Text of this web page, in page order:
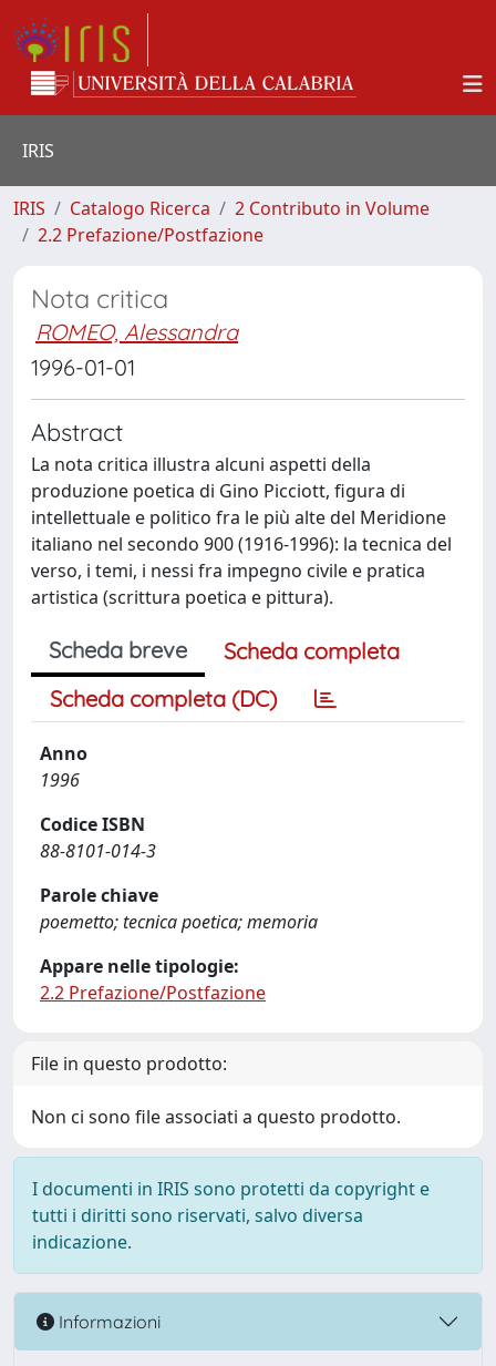
IRIS
IRIS Catalogo Ricerca
2 Contributo in Volume
2.2 Prefazione/Postfazione
Nota critica
ROMEO, Alessandra
1996-01-01
Abstract
La nota critica illustra alcuni aspetti della
produzione poetica di Gino Picciott, figura di
intellettuale e politico fra le più alte del Meridione
italiano nel secondo 900 (1916-1996): la tecnica del
verso, i temi, i nessi fra impegno civile e pratica
artistica (scrittura poetica e pittura).
Scheda breve
Scheda completa
Scheda completa (DC)
Anno
1996
Codice ISBN
88-8101-014-3
Parole chiave
poemetto; tecnica poetica; memoria
Appare nelle tipologie:
2.2 Prefazione/Postfazione
File in questo prodotto:
Non ci sono file associati a questo prodotto.
I documenti in IRIS sono protetti da copyright e
tutti i diritti sono riservati, salvo diversa
indicazione.
Informazioni